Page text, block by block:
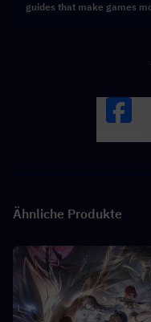
guides that make games
Ähnliche Produkte